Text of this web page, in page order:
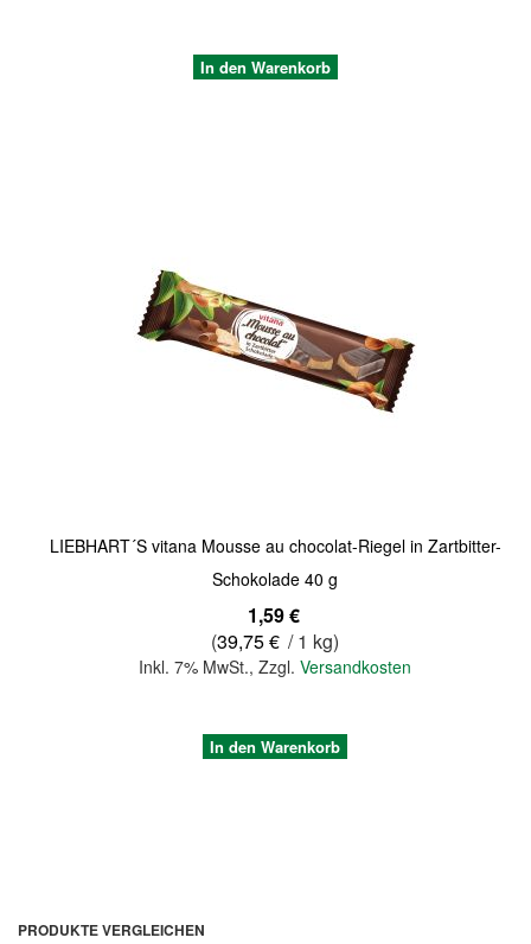
In den Warenkorb
LIEBHART´S vitana Mousse au chocolat-Riegel in Zartbitter-
Schokolade 40 g
1,59 €
(39,75 € / 1 kg)
Inkl. 7% MwSt.,Zzgl.Versandkosten
In den Warenkorb
PRODUKTE VERGLEICHEN